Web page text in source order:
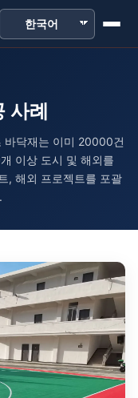
사례
바닥재는 이미 20000건
이상 도시 및 해외를
, 해외 프로젝트를 포괄